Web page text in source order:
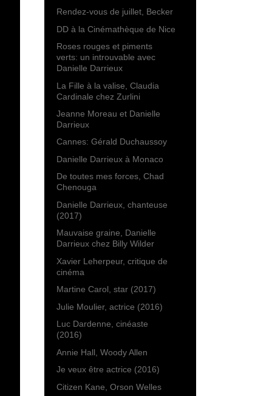
Rendez-vous de juillet, Becker
DD à la Cinémathèque de Nice
Roses rouges et piments
verts: un introuvable avec
Danielle Darrieux
La Fille à la valise, Claudia
Cardinale chez Zurlini
Jeanne Moreau et Danielle
Darrieux
Cannes: Gérald Duchaussoy
Danielle Darrieux à Monaco
De toutes mes forces, Chad
Chenouga
Danielle Darrieux, chanteuse
(2017)
Mauvaise graine, Danielle
Darrieux chez Billy Wilder
Xavier Leherpeur, critique de
cinéma
Martine Carol, star (2017)
Julie Moulier, actrice (2016)
Luc Dardenne, cinéaste
(2016)
Annie Hall, Woody Allen
Je veux être actrice (2016)
Citizen Kane, Orson Welles